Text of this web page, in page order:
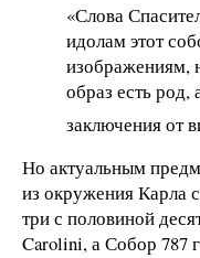
«Слова
идолам этот
изображениям,
образ есть род,
заключения от
Но актуальным
из окружения Карла
три с половиной
Carolini, а Собор 787